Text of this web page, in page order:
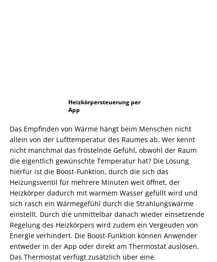
Heizkörpersteuerung per
App
Das Empfinden von Wärme hängt beim Menschen nicht
allein von der Lufttemperatur des Raumes ab. Wer kennt
nicht manchmal das fröstelnde Gefühl, obwohl der Raum
die eigentlich gewünschte Temperatur hat? Die Lösung
hierfür ist die Boost-Funktion, durch die sich das
Heizungsventil für mehrere Minuten weit öffnet, der
Heizkörper dadurch mit warmem Wasser gefüllt wird und
sich rasch ein Wärmegefühl durch die Strahlungswärme
einstellt. Durch die unmittelbar danach wieder einsetzende
Regelung des Heizkörpers wird zudem ein Vergeuden von
Energie verhindert. Die Boost-Funktion können Anwender
entweder in der App oder direkt am Thermostat auslösen.
Das Thermostat verfügt zusätzlich über eine